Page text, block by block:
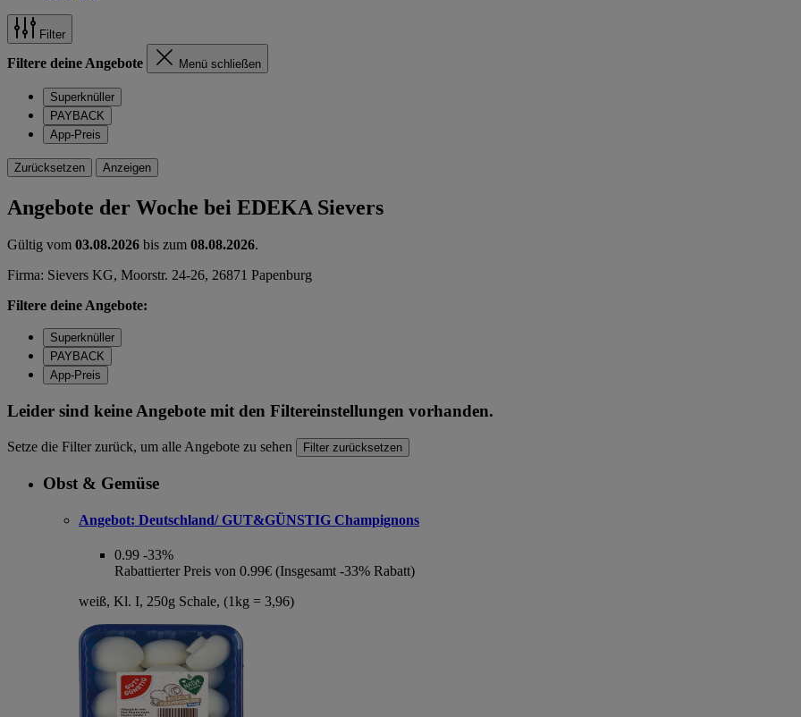
Filter
Filtere deine Angebote Menü schließen
Superknüller
PAYBACK
App-Preis
Zurücksetzen Anzeigen
Angebote der Woche bei EDEKA Sievers
Gültig vom 03.08.2026 bis zum 08.08.2026.
Firma: Sievers KG, Moorstr. 24-26, 26871 Papenburg
Filtere deine Angebote:
Superknüller
PAYBACK
App-Preis
Leider sind keine Angebote mit den Filtereinstellungen vorhanden.
Setze die Filter zurück, um alle Angebote zu sehen Filter zurücksetzen
Obst & Gemüse
Angebot: Deutschland/ GUT&GÜNSTIG Champignons
0.99 -33%
Rabattierter Preis von 0.99€ (Insgesamt -33% Rabatt)
weiß, Kl. I, 250g Schale, (1kg = 3,96)